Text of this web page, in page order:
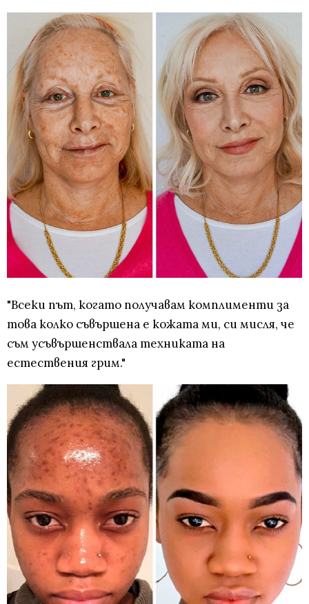
"Всеки път, когато получавам комплименти за
това колко съвършена е кожата ми, си мисля, че
съм усъвършенствала техниката на
естествения грим."